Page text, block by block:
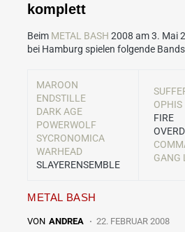
komplett
Beim METAL BASH 2008 am 3. Mai
bei Hamburg spielen folgende
MAROON
ENDSTILLE
DARK AGE
POWERWOLF
SYCRONOMICA
WARHEAD
SLAYERENSEMBLE
OPHIS
FIRE
GANG
METAL BASH
VON ANDREA 22. FEBRUAR 2008